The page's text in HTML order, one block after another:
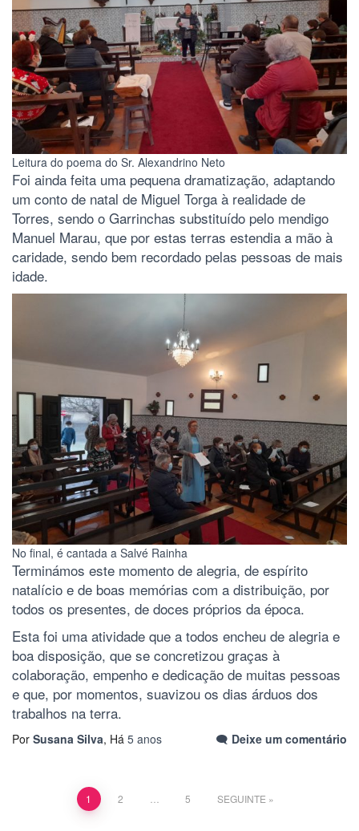
Leitura do poema do Sr. Alexandrino Neto
Foi ainda feita uma pequena dramatização, adaptando
um conto de natal de Miguel Torga à realidade de
Torres, sendo o Garrinchas substituído pelo mendigo
Manuel Marau, que por estas terras estendia a mão à
caridade, sendo bem recordado pelas pessoas de mais
idade.
No final, é cantada a Salvé Rainha
Terminámos este momento de alegria, de espírito
natalício e de boas memórias com a distribuição, por
todos os presentes, de doces próprios da época.
Esta foi uma atividade que a todos encheu de alegria e
boa disposição, que se concretizou graças à
colaboração, empenho e dedicação de muitas pessoas
e que, por momentos, suavizou os dias árduos dos
trabalhos na terra.
Por Susana Silva, Há 5 anos Deixe um comentário
Paginação
1 2 5 SEGUINTE